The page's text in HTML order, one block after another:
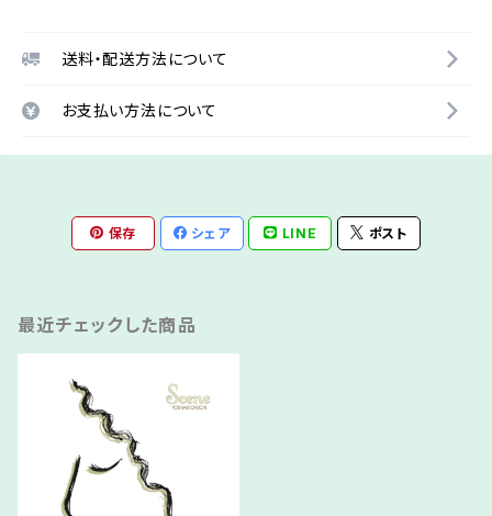
送料・配送方法について
お支払い方法について
保存 シェア LINE ポスト
最近チェックした商品